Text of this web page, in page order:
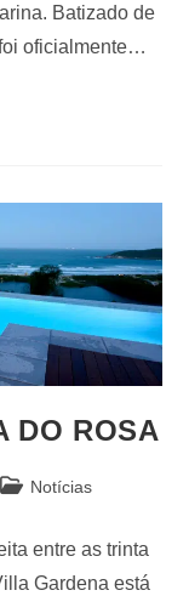
Batizado de
oficialmente…
DO ROSA
Notícias
entre as trinta
Gardena está